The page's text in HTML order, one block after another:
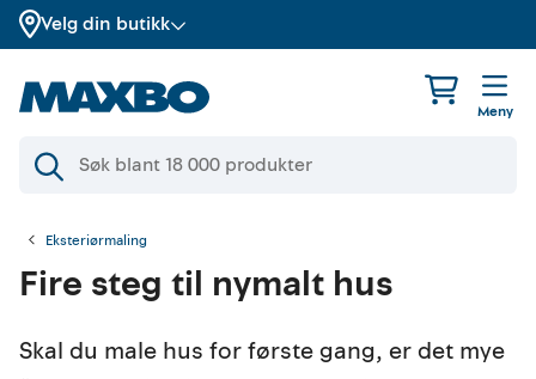
Velg din butikk
Meny
Eksteriørmaling
Fire steg til nymalt hus
Skal du male hus for første gang, er det mye